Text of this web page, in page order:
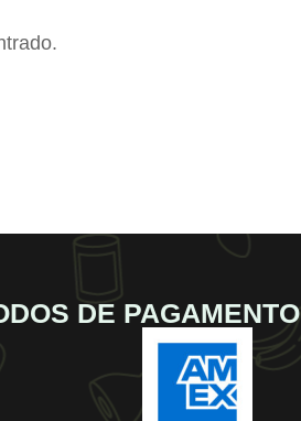
DE PAGAMENTO